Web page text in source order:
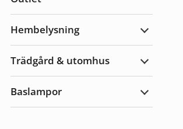
Hembelysning
Expandera
Trädgård & utomhus
Expandera
utomhus
Baslampor
Expandera